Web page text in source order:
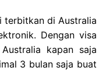
terbitkan di Australia
Dengan visa
kapan saja
3 bulan saja buat